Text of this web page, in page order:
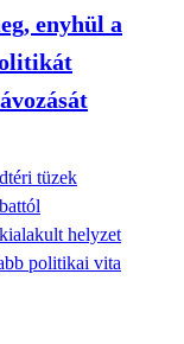
enyhül a
tüzek
helyzet
politikai vita